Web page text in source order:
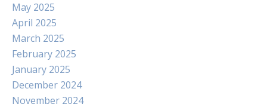
May 2025
April 2025
March 2025
February 2025
January 2025
December 2024
November 2024